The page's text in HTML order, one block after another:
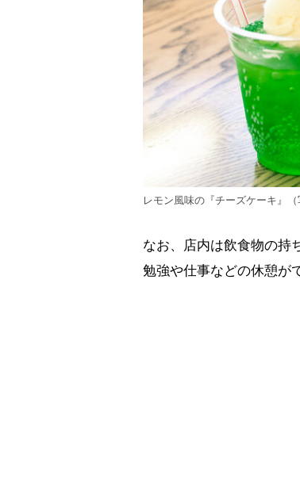
レモン風味の『チーズケーキ』
なお、店内は飲食物の持
勉強や仕事などの休憩が